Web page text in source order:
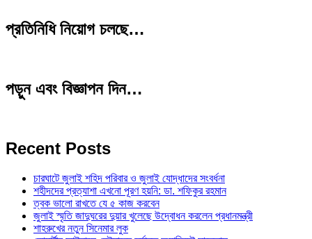
প্রতিনিধি নিয়োগ চলছে…
পড়ুন এবং বিজ্ঞাপন দিন…
Recent Posts
চারঘাটে জুলাই শহিদ পরিবার ও জুলাই যোদ্ধাদের সংবর্ধনা
শহীদদের প্রত্যাশা এখনো পূরণ হয়নি: ডা. শফিকুর রহমান
ত্বক ভালো রাখতে যে ৫ কাজ করবেন
জুলাই স্মৃতি জাদুঘরের দুয়ার খুলেছে উদ্বোধন করলেন প্রধানমন্ত্রী
শাহরুখের নতুন সিনেমার লুক